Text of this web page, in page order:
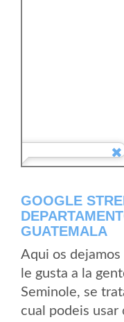
GOOGLE
GUATEMALA
Aqui os
le gusta a la
Seminole, se
cual podeis usar